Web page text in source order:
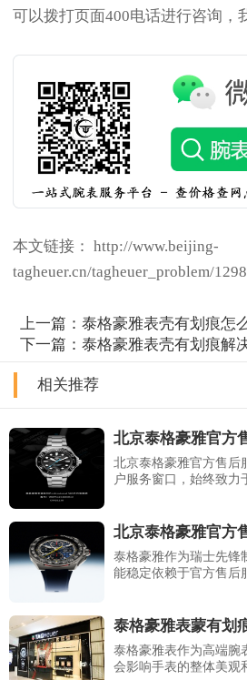
可以拨打页面400电话进行咨询，
本文链接： http://www.beijing-
tagheuer.cn/tagheuer_problem/
上一篇：泰格豪雅表壳有划痕怎
下一篇：泰格豪雅表壳有划痕解
相关推荐
北京泰格豪雅官方
北京泰格豪雅官方售后
户服务窗口，始终致力
北京泰格豪雅官方
泰格豪雅作为瑞士先锋
能稳定依赖于官方售后
泰格豪雅表蒙有划
泰格豪雅表作为高端腕
会影响手表的整体美观